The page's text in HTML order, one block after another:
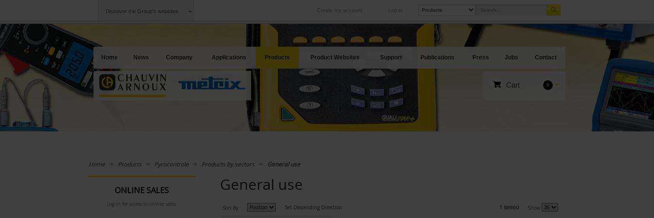
Discover the Group's websites Log in
Create my account
International
Our subsidiaries abroad
Our best offers
Home News Company Applications Products Product Websites Support Publications Press Jobs Contact
Cart 0
Home Products Pyrocontrole Products by sectors General use
ONLINE SALES
Log in for access to online sales.
General use
Sort By Set Descending Direction 1 item(s) Show